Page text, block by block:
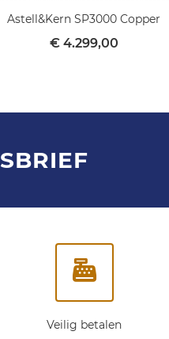
Astell&Kern SP3000 Copper
€ 4.299,00
Veilig betalen